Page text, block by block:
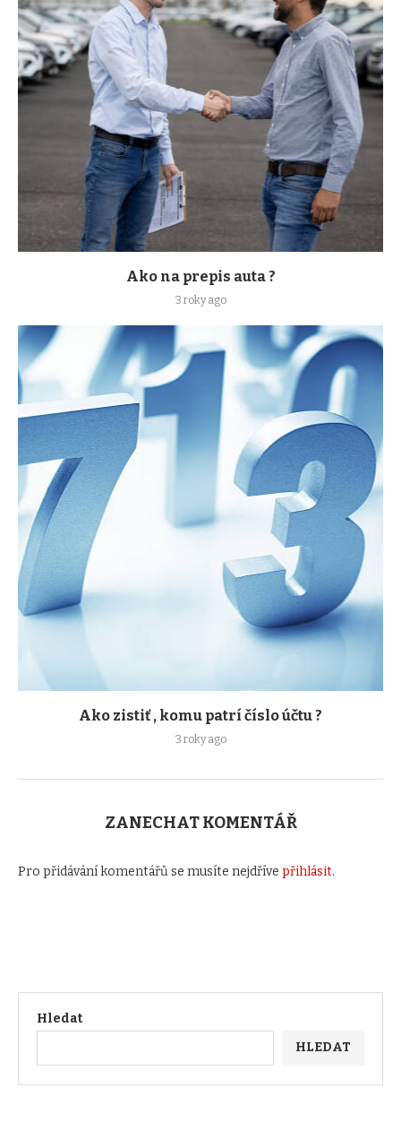
Ako na prepis auta ?
3 roky ago
Ako zistiť , komu patrí číslo účtu ?
3 roky ago
ZANECHAT KOMENTÁŘ
Pro přidávání komentářů se musíte nejdříve přihlásit.
Hledat
HLEDAT